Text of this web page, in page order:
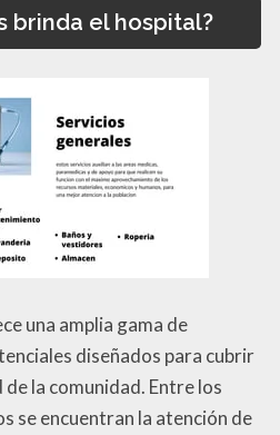
brinda el hospital?
una amplia gama de
diseñados para cubrir
la comunidad. Entre los
se encuentran la atención de